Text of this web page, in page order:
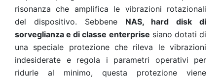
risonanza che amplifica le vibrazioni rotazionali
del dispositivo. Sebbene NAS, hard disk di
sorveglianza e di classe enterprise siano dotati di
una speciale protezione che rileva le vibrazioni
indesiderate e regola i parametri operativi per
ridurle al minimo, questa protezione viene